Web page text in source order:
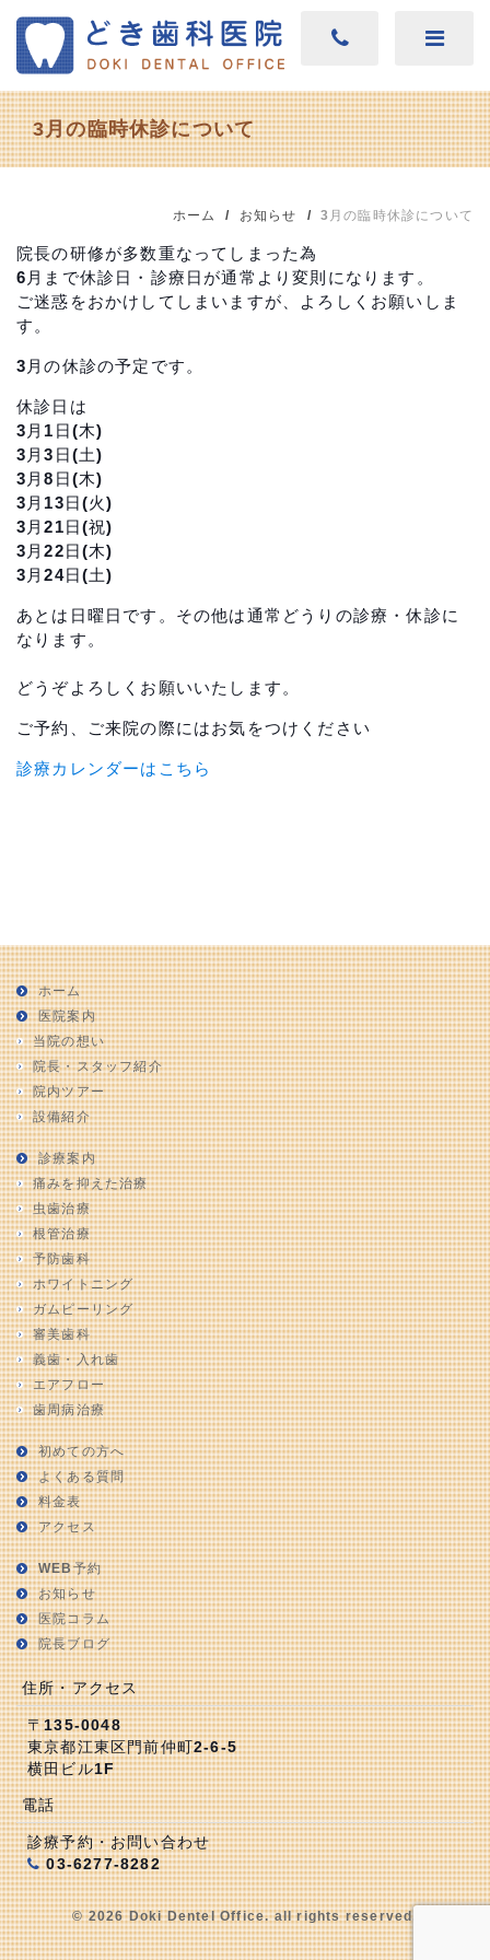
3月の臨時休診について
ホーム お知らせ 3月の臨時休診について
院長の研修が多数重なってしまった為
6月まで休診日・診療日が通常より変則になります。
ご迷惑をおかけしてしまいますが、よろしくお願いしま
す。
3月の休診の予定です。
休診日は
3月1日(木)
3月3日(土)
3月8日(木)
3月13日(火)
3月21日(祝)
3月22日(木)
3月24日(土)
あとは日曜日です。その他は通常どうりの診療・休診に
なります。
どうぞよろしくお願いいたします。
ご予約、ご来院の際にはお気をつけください
診療カレンダーはこちら
ホーム
医院案内
当院の想い
院長・スタッフ紹介
院内ツアー
設備紹介
診療案内
痛みを抑えた治療
虫歯治療
根管治療
予防歯科
ホワイトニング
ガムピーリング
審美歯科
義歯・入れ歯
エアフロー
歯周病治療
初めての方へ
よくある質問
料金表
アクセス
WEB予約
お知らせ
医院コラム
院長ブログ
住所・アクセス
〒135-0048
東京都江東区門前仲町2-6-5
横田ビル1F
電話
診療予約・お問い合わせ
03-6277-8282
© 2026 Doki Dentel Office. all rights reserved.